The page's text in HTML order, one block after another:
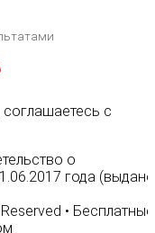
с
о
года (выдано
• Бесплатные